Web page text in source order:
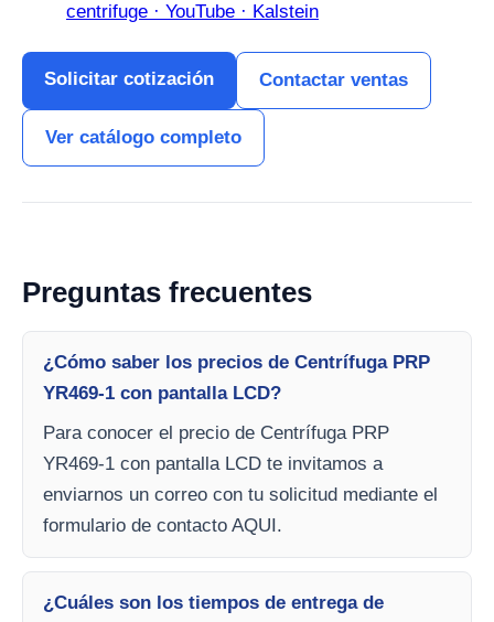
centrifuge · YouTube · Kalstein
Solicitar cotización Contactar ventas
Ver catálogo completo
Preguntas frecuentes
¿Cómo saber los precios de Centrífuga PRP
YR469-1 con pantalla LCD?
Para conocer el precio de Centrífuga PRP
YR469-1 con pantalla LCD te invitamos a
enviarnos un correo con tu solicitud mediante el
formulario de contacto AQUI.
¿Cuáles son los tiempos de entrega de